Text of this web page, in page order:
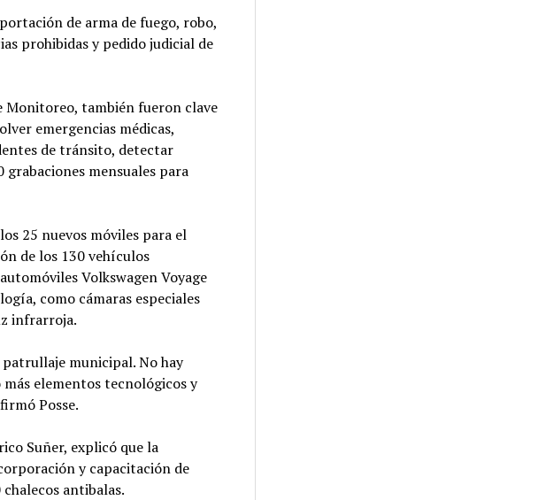
de arma de fuego, robo,
prohibidas y pedido judicial de
Monitoreo, también fueron clave
emergencias médicas,
de tránsito, detectar
mensuales para
25 nuevos móviles para el
de los 130 vehículos
Volkswagen Voyage
como cámaras especiales
infrarroja.
municipal. No hay
elementos tecnológicos y
Posse.
Suñer, explicó que la
y capacitación de
antibalas.